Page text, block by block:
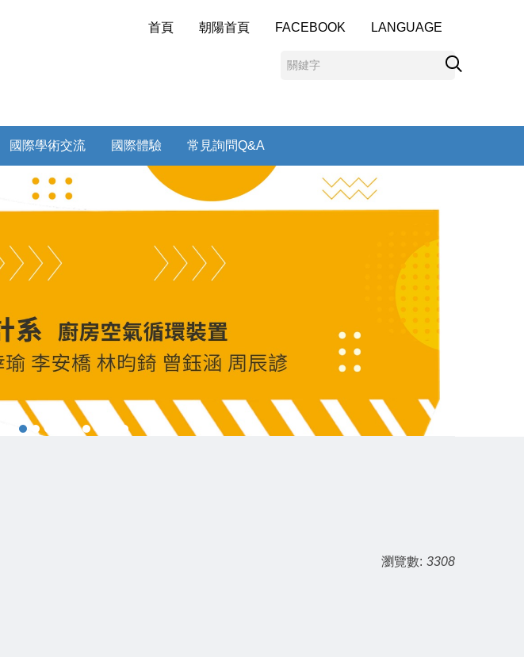
首頁 朝陽首頁 FACEBOOK LANGUAGE
國際學術交流 國際體驗 常見詢問Q&A
瀏覽數: 3308